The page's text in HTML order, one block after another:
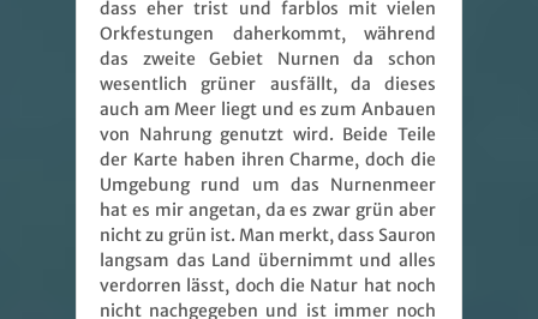
dass eher trist und farblos mit vielen
Orkfestungen daherkommt, während
das zweite Gebiet Nurnen da schon
wesentlich grüner ausfällt, da dieses
auch am Meer liegt und es zum Anbauen
von Nahrung genutzt wird. Beide Teile
der Karte haben ihren Charme, doch die
Umgebung rund um das Nurnenmeer
hat es mir angetan, da es zwar grün aber
nicht zu grün ist. Man merkt, dass Sauron
langsam das Land übernimmt und alles
verdorren lässt, doch die Natur hat noch
nicht nachgegeben und ist immer noch